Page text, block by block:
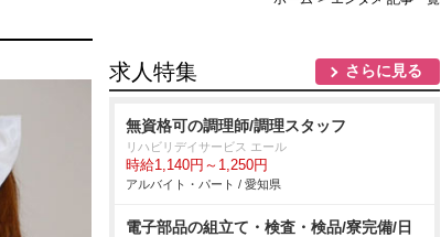
求人特集 さらに見る
無資格可の調理師/調理スタッフ
リハビリデイサービス エール
時給1,140円～1,250円
アルバイト・パート / 愛知県
電子部品の組立て・検査・検品/寮完備/日